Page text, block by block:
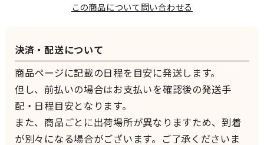
この商品について問い合わせる
決済・配送について
商品ページに記載の日程を目安に発送します。
但し、前払いの場合はお支払いを確認後の発送手
配・日程目安となります。
また、商品ごとに出荷場所が異なりますため、到着
が別々になる場合がございます。ご了承くださいま